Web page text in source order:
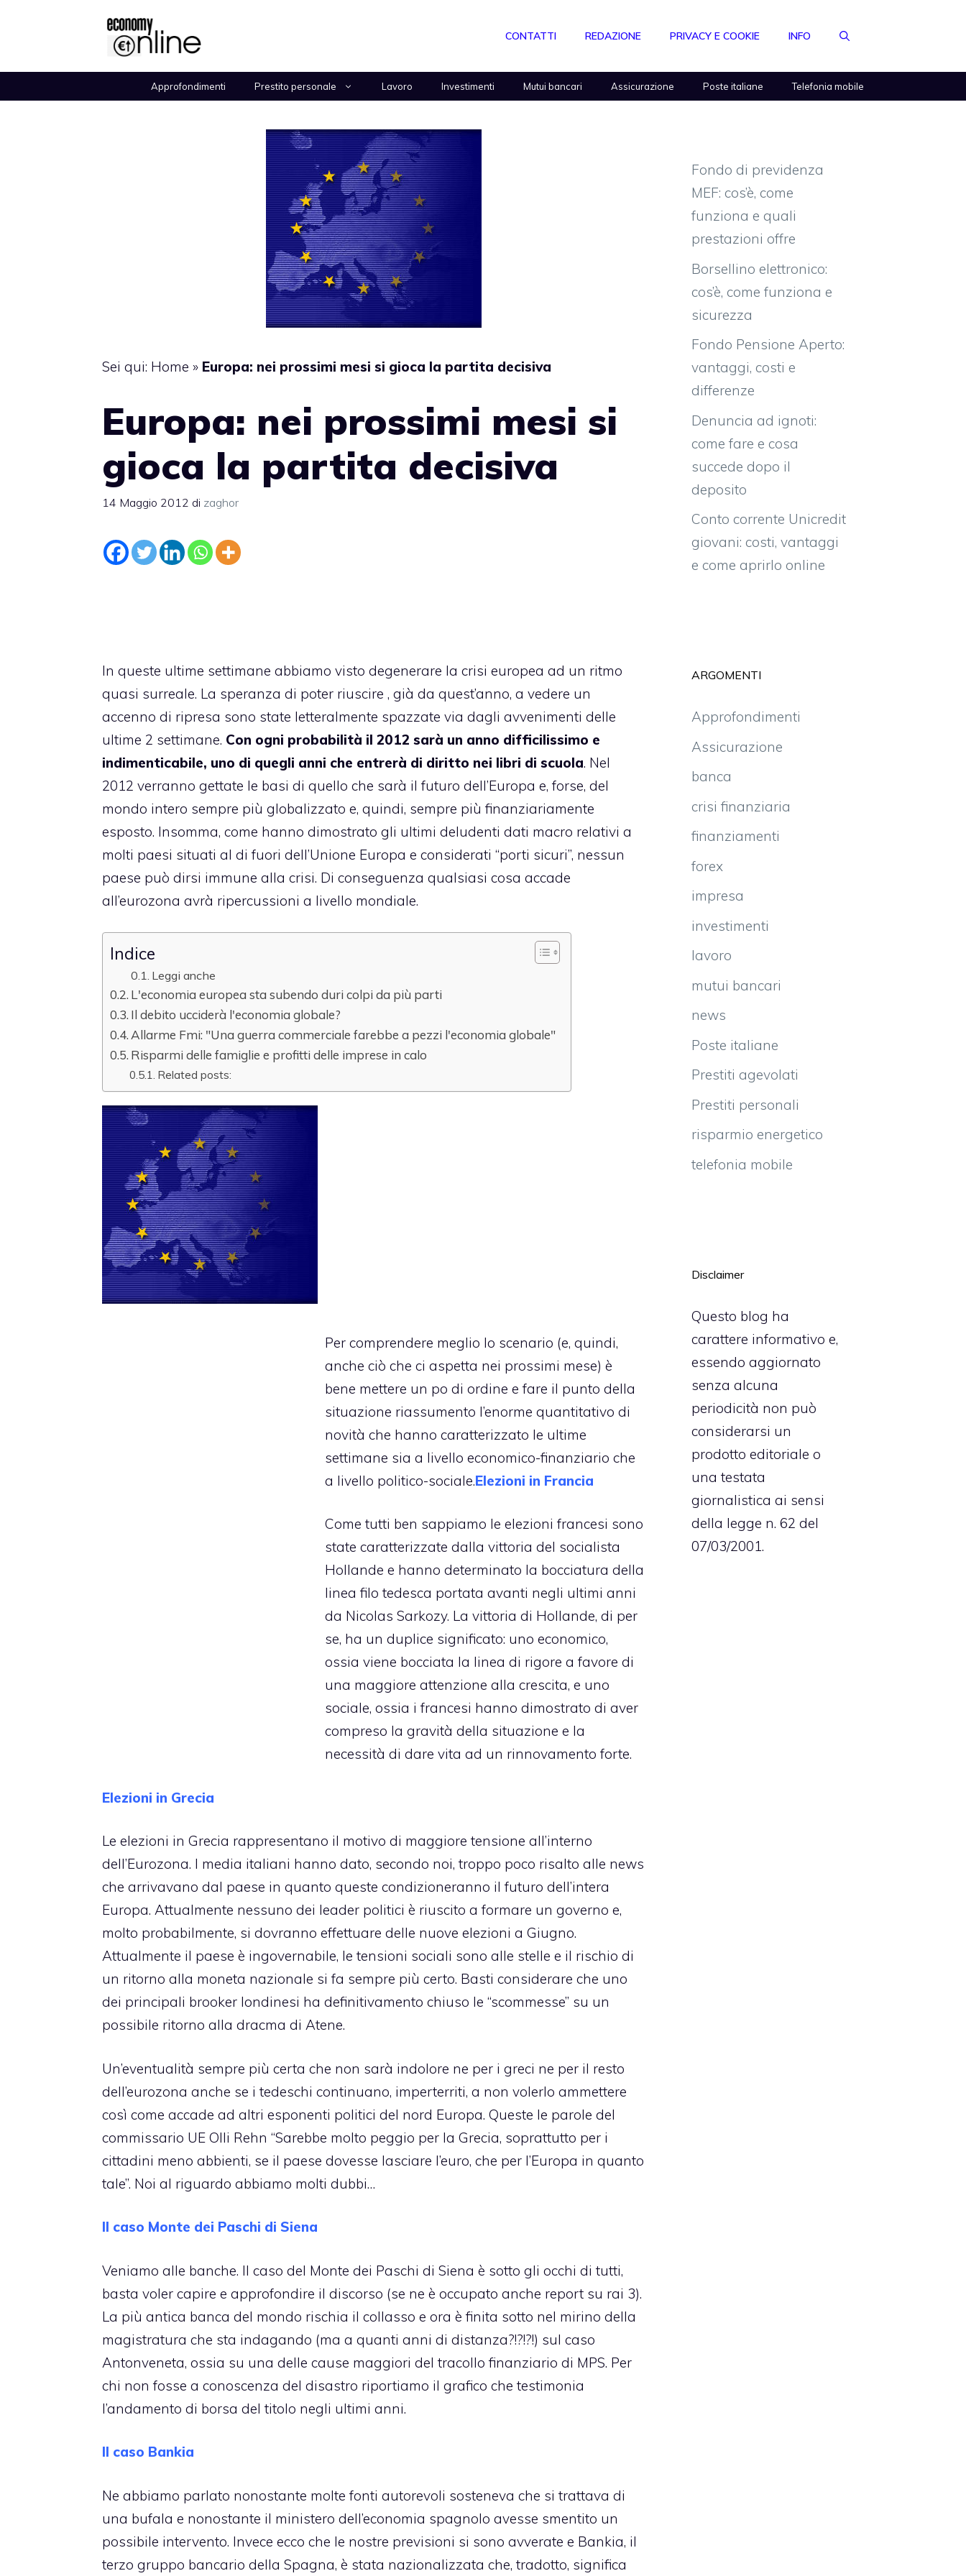
CONTATTI REDAZIONE PRIVACY E COOKIE INFO
Approfondimenti Prestito personale Lavoro Investimenti Mutui bancari Assicurazione Poste italiane Telefonia mobile
Sei qui: Home » Europa: nei prossimi mesi si gioca la partita decisiva
Europa: nei prossimi mesi si
gioca la partita decisiva
14 Maggio 2012 di zaghor
In queste ultime settimane abbiamo visto degenerare la crisi europea ad un ritmo
quasi surreale. La speranza di poter riuscire , già da quest’anno, a vedere un
accenno di ripresa sono state letteralmente spazzate via dagli avvenimenti delle
ultime 2 settimane. Con ogni probabilità il 2012 sarà un anno difficilissimo e
indimenticabile, uno di quegli anni che entrerà di diritto nei libri di scuola. Nel
2012 verranno gettate le basi di quello che sarà il futuro dell’Europa e, forse, del
mondo intero sempre più globalizzato e, quindi, sempre più finanziariamente
esposto. Insomma, come hanno dimostrato gli ultimi deludenti dati macro relativi a
molti paesi situati al di fuori dell’Unione Europa e considerati “porti sicuri”, nessun
paese può dirsi immune alla crisi. Di conseguenza qualsiasi cosa accade
all’eurozona avrà ripercussioni a livello mondiale.
Indice
Leggi anche
L'economia europea sta subendo duri colpi da più parti
Il debito ucciderà l'economia globale?
Allarme Fmi: "Una guerra commerciale farebbe a pezzi l'economia globale"
Risparmi delle famiglie e profitti delle imprese in calo
Related posts:
Per comprendere meglio lo scenario (e, quindi,
anche ciò che ci aspetta nei prossimi mese) è
bene mettere un po di ordine e fare il punto della
situazione riassumento l’enorme quantitativo di
novità che hanno caratterizzato le ultime
settimane sia a livello economico-finanziario che
a livello politico-sociale.Elezioni in Francia
Come tutti ben sappiamo le elezioni francesi sono
state caratterizzate dalla vittoria del socialista
Hollande e hanno determinato la bocciatura della
linea filo tedesca portata avanti negli ultimi anni
da Nicolas Sarkozy. La vittoria di Hollande, di per
se, ha un duplice significato: uno economico,
ossia viene bocciata la linea di rigore a favore di
una maggiore attenzione alla crescita, e uno
sociale, ossia i francesi hanno dimostrato di aver
compreso la gravità della situazione e la
necessità di dare vita ad un rinnovamento forte.
Elezioni in Grecia
Le elezioni in Grecia rappresentano il motivo di maggiore tensione all’interno
dell’Eurozona. I media italiani hanno dato, secondo noi, troppo poco risalto alle news
che arrivavano dal paese in quanto queste condizioneranno il futuro dell’intera
Europa. Attualmente nessuno dei leader politici è riuscito a formare un governo e,
molto probabilmente, si dovranno effettuare delle nuove elezioni a Giugno.
Attualmente il paese è ingovernabile, le tensioni sociali sono alle stelle e il rischio di
un ritorno alla moneta nazionale si fa sempre più certo. Basti considerare che uno
dei principali brooker londinesi ha definitivamento chiuso le “scommesse” su un
possibile ritorno alla dracma di Atene.
Un’eventualità sempre più certa che non sarà indolore ne per i greci ne per il resto
dell’eurozona anche se i tedeschi continuano, imperterriti, a non volerlo ammettere
così come accade ad altri esponenti politici del nord Europa. Queste le parole del
commissario UE Olli Rehn “Sarebbe molto peggio per la Grecia, soprattutto per i
cittadini meno abbienti, se il paese dovesse lasciare l’euro, che per l’Europa in quanto
tale”. Noi al riguardo abbiamo molti dubbi…
Il caso Monte dei Paschi di Siena
Veniamo alle banche. Il caso del Monte dei Paschi di Siena è sotto gli occhi di tutti,
basta voler capire e approfondire il discorso (se ne è occupato anche report su rai 3).
La più antica banca del mondo rischia il collasso e ora è finita sotto nel mirino della
magistratura che sta indagando (ma a quanti anni di distanza?!?!?!) sul caso
Antonveneta, ossia su una delle cause maggiori del tracollo finanziario di MPS. Per
chi non fosse a conoscenza del disastro riportiamo il grafico che testimonia
l’andamento di borsa del titolo negli ultimi anni.
Il caso Bankia
Ne abbiamo parlato nonostante molte fonti autorevoli sosteneva che si trattava di
una bufala e nonostante il ministero dell’economia spagnolo avesse smentito un
possibile intervento. Invece ecco che le nostre previsioni si sono avverate e Bankia, il
terzo gruppo bancario della Spagna, è stata nazionalizzata che, tradotto, significa
Fondo di previdenza
MEF: cos’è, come
funziona e quali
prestazioni offre
Borsellino elettronico:
cos’è, come funziona e
sicurezza
Fondo Pensione Aperto:
vantaggi, costi e
differenze
Denuncia ad ignoti:
come fare e cosa
succede dopo il
deposito
Conto corrente Unicredit
giovani: costi, vantaggi
e come aprirlo online
ARGOMENTI
Approfondimenti
Assicurazione
banca
crisi finanziaria
finanziamenti
forex
impresa
investimenti
lavoro
mutui bancari
news
Poste italiane
Prestiti agevolati
Prestiti personali
risparmio energetico
telefonia mobile
Disclaimer
Questo blog ha
carattere informativo e,
essendo aggiornato
senza alcuna
periodicità non può
considerarsi un
prodotto editoriale o
una testata
giornalistica ai sensi
della legge n. 62 del
07/03/2001.